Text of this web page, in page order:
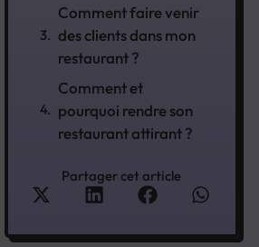
Comment faire venir
des clients dans mon
restaurant ?
Comment et
pourquoi rendre son
restaurant attirant ?
Partager cet article